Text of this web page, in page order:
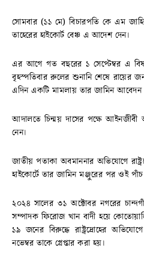
সোমবার (১১ মে) বিচারপতি কে এম
তাহেরের হাইকোর্ট বেঞ্চ এ আদেশ দেন।
এর আগে গত বছরের ১ সেপ্টেম্বর এ
বৃহস্পতিবার রুলের শুনানি শেষে রায়ের
এদিন একটি মামলায় তার জামিন আবেদন
আদালতে চিন্ময় দাসের পক্ষে আইনজীবী
নেন।
জাতীয় পতাকা অবমাননার অভিযোগে
হাইকোর্টে তার জামিন মঞ্জুরের পর ওই পাঁচ
২০২৪ সালের ৩১ অক্টোবর নগরের
সম্পাদক ফিরোজ খান বাদী হয়ে
১৯ জনের বিরুদ্ধে রাষ্ট্রদ্রোহের
নভেম্বর তাকে গ্রেপ্তার করা হয়।